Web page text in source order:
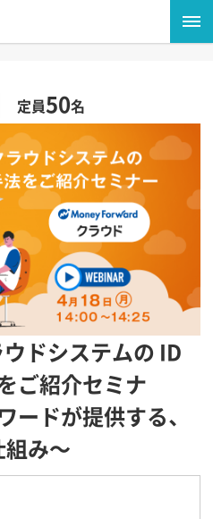
定員50名
ドシステムの ID
ご紹介セミナ
ドが提供する、
み〜